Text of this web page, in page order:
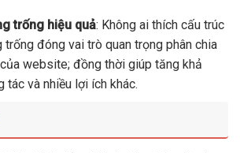
trống hiệu quả: Không ai thích cấu trúc
trống đóng vai trò quan trọng phân chia
website; đồng thời giúp tăng khả
tác và nhiều lợi ích khác.